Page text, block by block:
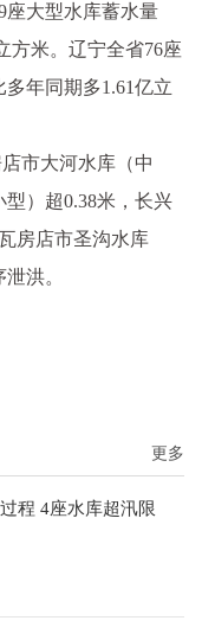
座大型水库蓄水量
方米。辽宁全省76座
年同期多1.61亿立
市大河水库（中
）超0.38米，长兴
房店市圣沟水库
洪。
更多
程 4座水库超汛限